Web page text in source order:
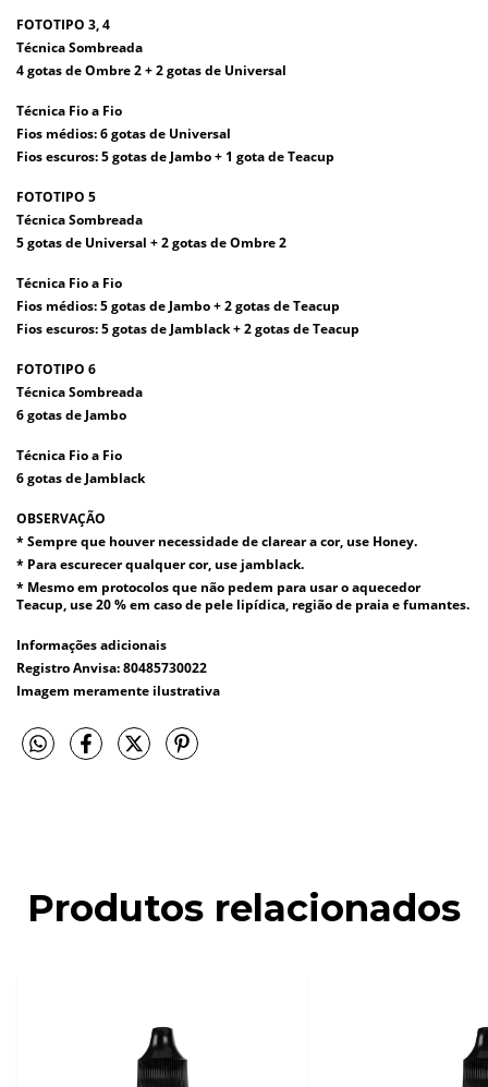
FOTOTIPO 3, 4
Técnica Sombreada
4 gotas de Ombre 2 + 2 gotas de Universal
Técnica Fio a Fio
Fios médios: 6 gotas de Universal
Fios escuros: 5 gotas de Jambo + 1 gota de Teacup
FOTOTIPO 5
Técnica Sombreada
5 gotas de Universal + 2 gotas de Ombre 2
Técnica Fio a Fio
Fios médios: 5 gotas de Jambo + 2 gotas de Teacup
Fios escuros: 5 gotas de Jamblack + 2 gotas de Teacup
FOTOTIPO 6
Técnica Sombreada
6 gotas de Jambo
Técnica Fio a Fio
6 gotas de Jamblack
OBSERVAÇÃO
* Sempre que houver necessidade de clarear a cor, use Honey.
* Para escurecer qualquer cor, use jamblack.
* Mesmo em protocolos que não pedem para usar o aquecedor
Teacup, use 20 % em caso de pele lipídica, região de praia e fumantes.
Informações adicionais
Registro Anvisa: 80485730022
Imagem meramente ilustrativa
Produtos relacionados